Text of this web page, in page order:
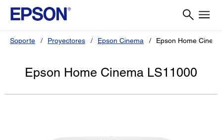
Soporte Proyectores Epson Cinema Epson Home
Epson Home Cinema LS11000